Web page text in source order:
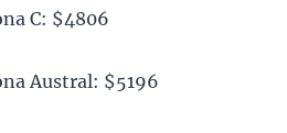
C: $4806
Austral: $5196